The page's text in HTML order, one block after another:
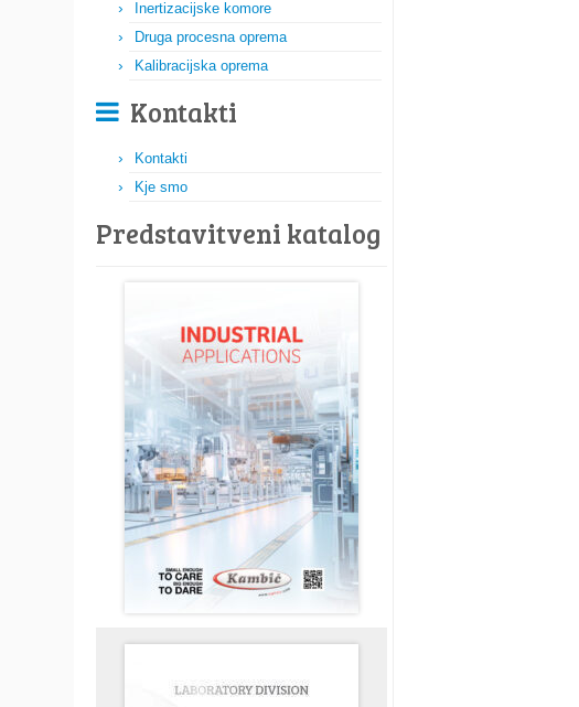
Inertizacijske komore
Druga procesna oprema
Kalibracijska oprema
Kontakti
Kontakti
Kje smo
Predstavitveni katalog​​